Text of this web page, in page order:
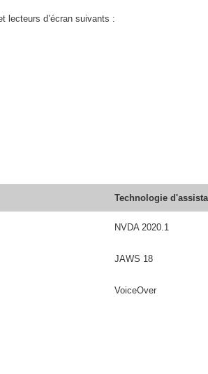
lecteurs d’écran suivants :
Technologie
NVDA 2020.1
JAWS 18
VoiceOver